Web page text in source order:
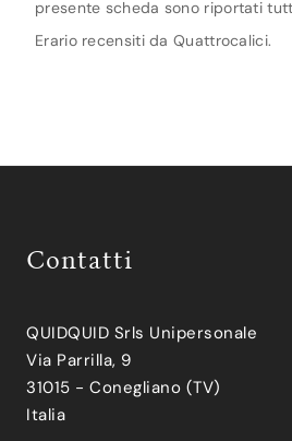
presente scheda sono riportati
Erario recensiti da Quattrocalici.
Contatti
QUIDQUID Srls Unipersonale
Via Parrilla, 9
31015 - Conegliano (TV)
Italia